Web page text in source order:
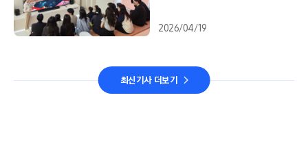
2026/04/19
최신기사 더보기